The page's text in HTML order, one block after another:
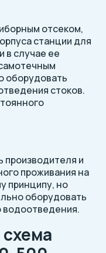
отсеком,
станции для
в случае ее
оборудовать
стоков.
и
проживания на
принципу, но
оборудовать
водоотведения.